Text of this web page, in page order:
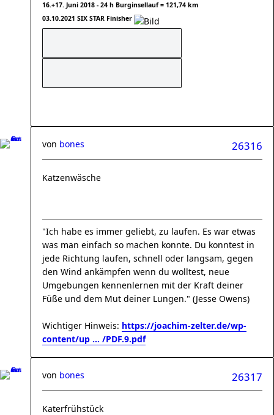
16.+17. Juni 2018 - 24 h Burginsellauf = 121,74 km
03.10.2021 SIX STAR Finisher
26316
von bones
Katzenwäsche
"Ich habe es immer geliebt, zu laufen. Es war etwas
was man einfach so machen konnte. Du konntest in
jede Richtung laufen, schnell oder langsam, gegen
den Wind ankämpfen wenn du wolltest, neue
Umgebungen kennenlernen mit der Kraft deiner
Füße und dem Mut deiner Lungen." (Jesse Owens)
Wichtiger Hinweis: https://joachim-zelter.de/wp-
content/up ... /PDF.9.pdf
26317
von bones
Katerfrühstück